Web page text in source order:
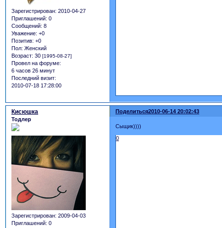
Зарегистрирован: 2010-04-27
Приглашений: 0
Сообщений: 8
Уважение: +0
Позитив: +0
Пол: Женский
Возраст: 30 [1995-08-27]
Провел на форуме:
6 часов 26 минут
Последний визит:
2010-07-18 17:28:00
Поделиться2010-06-14 20:02:43
Кисюшка
Тодлер
Зарегистрирован: 2009-04-03
Приглашений: 0
Сыщик))))
0